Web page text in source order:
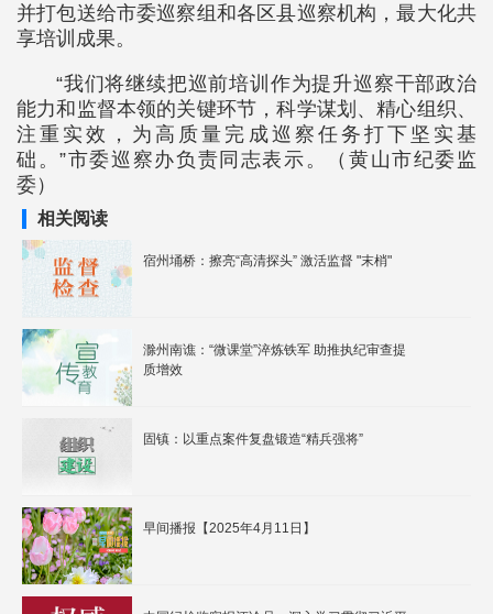
并打包送给市委巡察组和各区县巡察机构，最大化共
享培训成果。
“我们将继续把巡前培训作为提升巡察干部政治
能力和监督本领的关键环节，科学谋划、精心组织、
注重实效，为高质量完成巡察任务打下坚实基
础。”市委巡察办负责同志表示。（黄山市纪委监
委）
相关阅读
宿州埇桥：擦亮“高清探头” 激活监督 "末梢"
滁州南谯：“微课堂”淬炼铁军 助推执纪审查提
质增效
固镇：以重点案件复盘锻造“精兵强将”
早间播报【2025年4月11日】